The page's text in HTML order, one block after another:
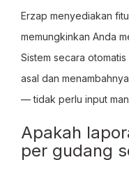
Erzap menyediakan
memungkinkan Anda
Sistem secara
asal dan
— tidak perlu input
Apakah
per gudang